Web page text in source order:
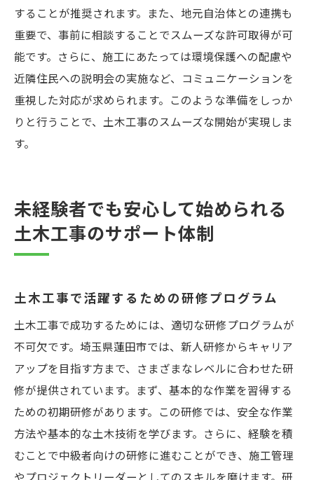
することが推奨されます。また、地元自治体との連携も
重要で、事前に相談することでスムーズな許可取得が可
能です。さらに、施工にあたっては環境保護への配慮や
近隣住民への説明会の実施など、コミュニケーションを
重視した対応が求められます。このような準備をしっか
りと行うことで、土木工事のスムーズな開始が実現しま
す。
未経験者でも安心して始められる
土木工事のサポート体制
土木工事で活躍するための研修プログラム
土木工事で成功するためには、適切な研修プログラムが
不可欠です。埼玉県蓮田市では、新人研修からキャリア
アップを目指す方まで、さまざまなレベルに合わせた研
修が提供されています。まず、基本的な作業を習得する
ための初期研修があります。この研修では、安全な作業
方法や基本的な土木技術を学びます。さらに、経験を積
むことで中級者向けの研修に進むことができ、施工管理
やプロジェクトリーダーとしてのスキルを磨けます。研